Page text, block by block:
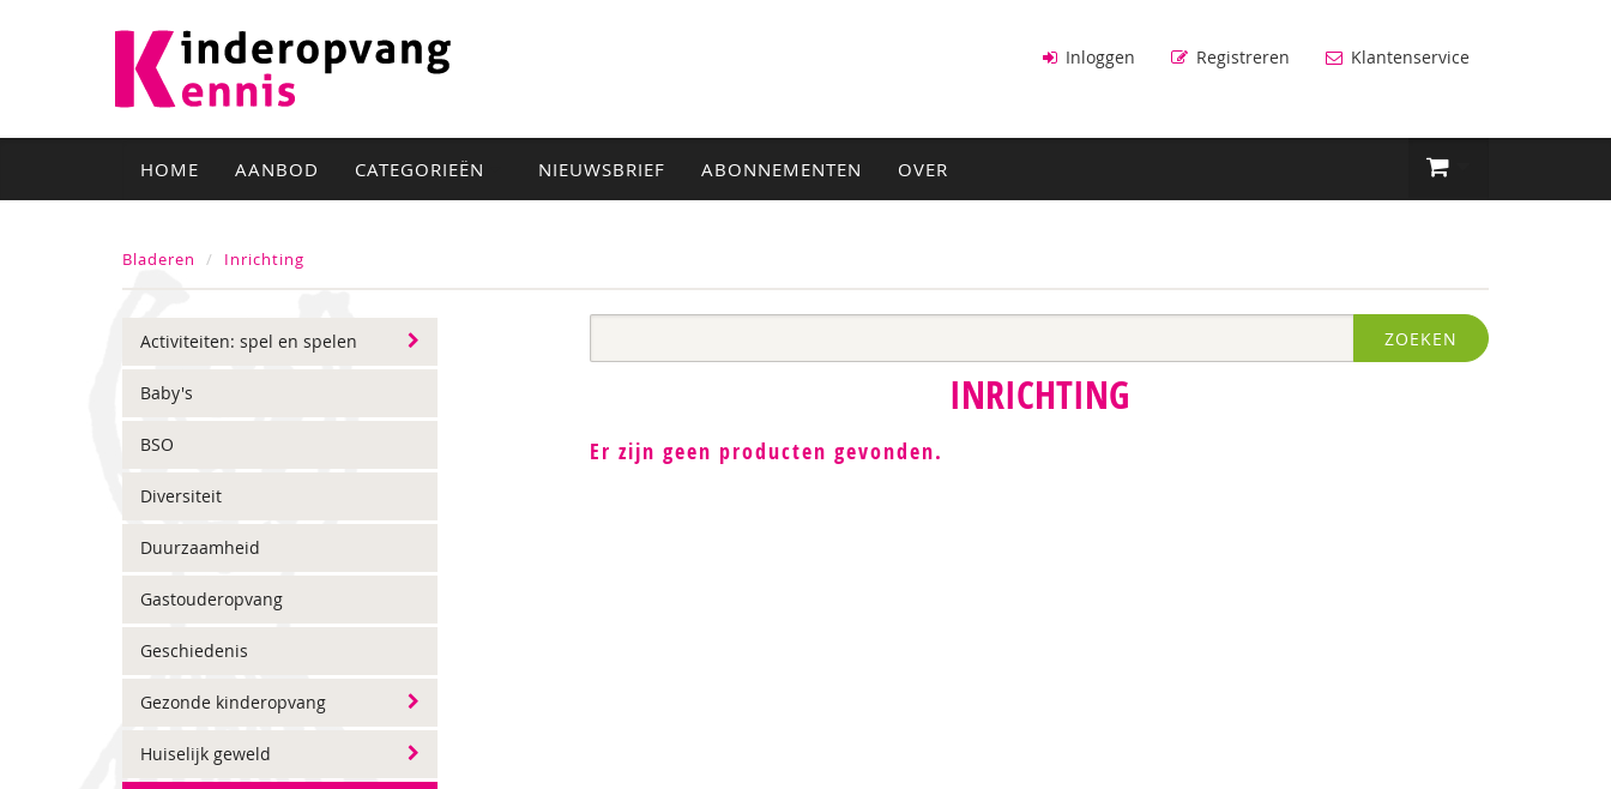
Inloggen Registreren Klantenservice
HOME AANBOD CATEGORIEËN NIEUWSBRIEF ABONNEMENTEN OVER
Bladeren Inrichting
Activiteiten: spel en spelen
Baby's
BSO
Diversiteit
Duurzaamheid
Gastouderopvang
Geschiedenis
Gezonde kinderopvang
Huiselijk geweld
ZOEKEN
INRICHTING
Er zijn geen producten gevonden.